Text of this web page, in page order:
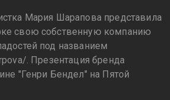
Мария Шарапова представила
свою собственную компанию
под названием
. Презентация бренда
"Генри Бендел" на Пятой